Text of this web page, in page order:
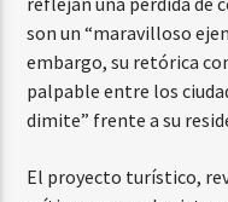
son un “maravilloso
embargo, su retórica
palpable entre los
dimite” frente a su
El proyecto turístico,